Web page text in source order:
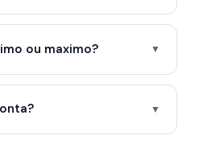
ou maximo? ▼
▼